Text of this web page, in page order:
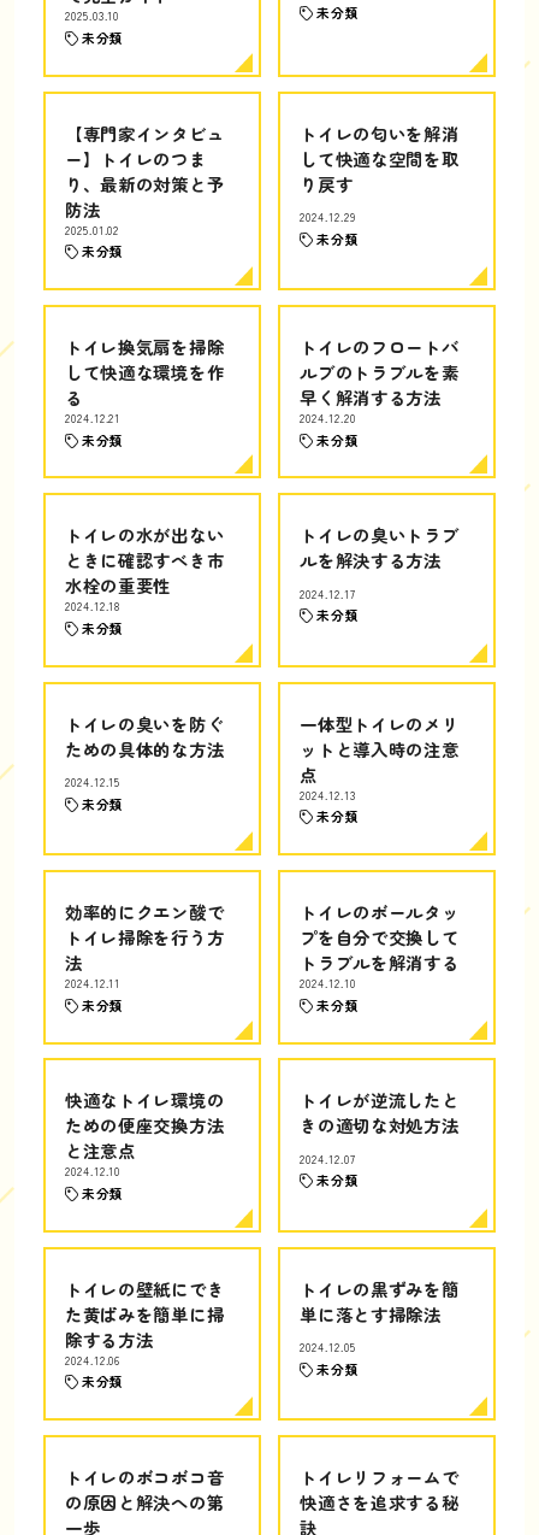
2025.03.10
未分類
未分類
【専門家インタビュ
ー】トイレのつま
り、最新の対策と予
防法
2025.01.02
未分類
トイレの匂いを解消
して快適な空間を取
り戻す
2024.12.29
未分類
トイレ換気扇を掃除
して快適な環境を作
る
2024.12.21
未分類
トイレのフロートバ
ルブのトラブルを素
早く解消する方法
2024.12.20
未分類
トイレの水が出ない
ときに確認すべき市
水栓の重要性
2024.12.18
未分類
トイレの臭いトラブ
ルを解決する方法
2024.12.17
未分類
トイレの臭いを防ぐ
ための具体的な方法
2024.12.15
未分類
一体型トイレのメリ
ットと導入時の注意
点
2024.12.13
未分類
効率的にクエン酸で
トイレ掃除を行う方
法
2024.12.11
未分類
トイレのボールタッ
プを自分で交換して
トラブルを解消する
2024.12.10
未分類
快適なトイレ環境の
ための便座交換方法
と注意点
2024.12.10
未分類
トイレが逆流したと
きの適切な対処方法
2024.12.07
未分類
トイレの壁紙にでき
た黄ばみを簡単に掃
除する方法
2024.12.06
未分類
トイレの黒ずみを簡
単に落とす掃除法
2024.12.05
未分類
トイレのボコボコ音
の原因と解決への第
一歩
トイレリフォームで
快適さを追求する秘
訣